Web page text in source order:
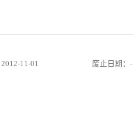
11-01 废止日期：-